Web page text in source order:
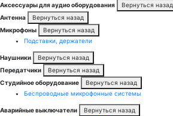
Аксессуары для аудио оборудования
Вернуться назад
Антенна
Вернуться назад
Микрофоны
Вернуться назад
Подставки, держатели
Наушники
Вернуться назад
Передатчики
Вернуться назад
Студийное оборудование
Вернуться назад
Беспроводные микрофонные системы
Аварийные выключатели
Вернуться назад